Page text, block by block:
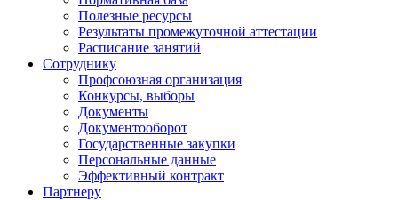
Полезные ресурсы
Результаты промежуточной аттестации
Расписание занятий
Сотруднику
Профсоюзная организация
Конкурсы, выборы
Документы
Документооборот
Государственные закупки
Персональные данные
Эффективный контракт
Партнеру